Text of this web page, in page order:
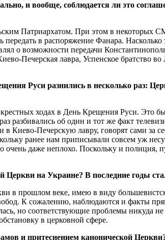
и вообще, соблюдается ли это
Патриархатом. При этом в некоторых
в распоряжение Фанара. Насколько
о возможности передачи
Печерская лавра, Успенское братство
Руси разнились в несколько раз:
ходах в День Крещения Руси. Это
разбивались об один и тот же факт
Киево-Печерскую лавру, говорят сами за
ранее нам приписывали совсем уж
даже неплохо. Поскольку и полиция,
на Украине? В последние годы
в прошлом веке, имею в виду
К сожалению, наблюдаются и факты
но соответствующие проблемы никуда
в церковной сфере.
и притеснением канонической